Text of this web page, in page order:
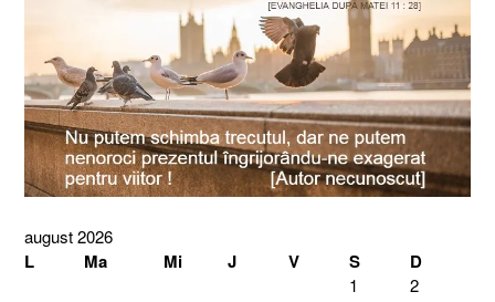
august 2026
L Ma Mi J V S D
1
2